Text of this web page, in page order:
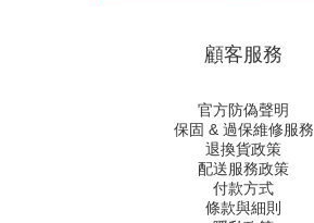
顧客服務
官方防偽聲明
保固 & 過保維修服務
退換貨政策
配送服務政策
付款方式
條款與細則